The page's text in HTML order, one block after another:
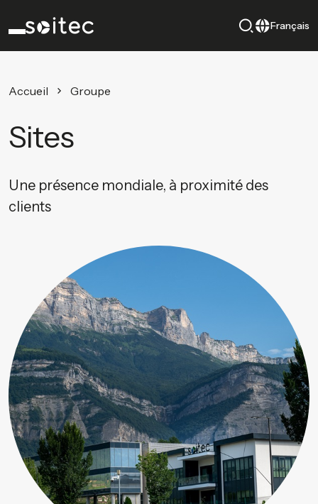
Français
Accueil Groupe
Sites
Une présence mondiale, à proximité des
clients